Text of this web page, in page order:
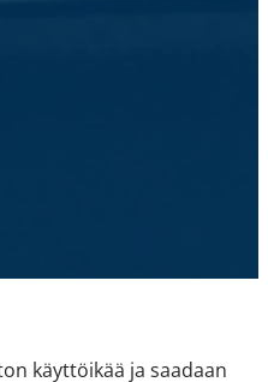
käyttöikää ja saadaan